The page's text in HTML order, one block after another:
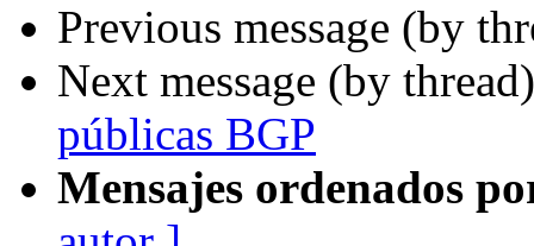
Previous message (by
Next message (by
públicas BGP
Mensajes ordenados